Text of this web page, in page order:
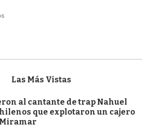
Las Más Vistas
al cantante de trap Nahuel
que explotaron un cajero